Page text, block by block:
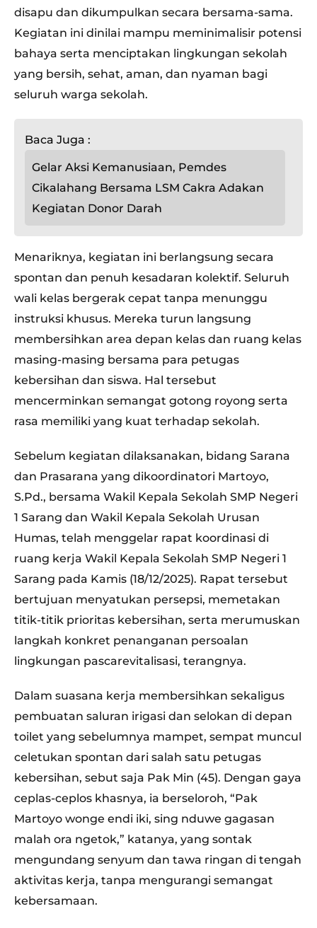
disapu dan dikumpulkan secara bersama-sama.
Kegiatan ini dinilai mampu meminimalisir potensi
bahaya serta menciptakan lingkungan sekolah
yang bersih, sehat, aman, dan nyaman bagi
seluruh warga sekolah.
Baca Juga :
Gelar Aksi Kemanusiaan, Pemdes
Cikalahang Bersama LSM Cakra Adakan
Kegiatan Donor Darah
Menariknya, kegiatan ini berlangsung secara
spontan dan penuh kesadaran kolektif. Seluruh
wali kelas bergerak cepat tanpa menunggu
instruksi khusus. Mereka turun langsung
membersihkan area depan kelas dan ruang kelas
masing-masing bersama para petugas
kebersihan dan siswa. Hal tersebut
mencerminkan semangat gotong royong serta
rasa memiliki yang kuat terhadap sekolah.
Sebelum kegiatan dilaksanakan, bidang Sarana
dan Prasarana yang dikoordinatori Martoyo,
S.Pd., bersama Wakil Kepala Sekolah SMP Negeri
1 Sarang dan Wakil Kepala Sekolah Urusan
Humas, telah menggelar rapat koordinasi di
ruang kerja Wakil Kepala Sekolah SMP Negeri 1
Sarang pada Kamis (18/12/2025). Rapat tersebut
bertujuan menyatukan persepsi, memetakan
titik-titik prioritas kebersihan, serta merumuskan
langkah konkret penanganan persoalan
lingkungan pascarevitalisasi, terangnya.
Dalam suasana kerja membersihkan sekaligus
pembuatan saluran irigasi dan selokan di depan
toilet yang sebelumnya mampet, sempat muncul
celetukan spontan dari salah satu petugas
kebersihan, sebut saja Pak Min (45). Dengan gaya
ceplas-ceplos khasnya, ia berseloroh, “Pak
Martoyo wonge endi iki, sing nduwe gagasan
malah ora ngetok,” katanya, yang sontak
mengundang senyum dan tawa ringan di tengah
aktivitas kerja, tanpa mengurangi semangat
kebersamaan.